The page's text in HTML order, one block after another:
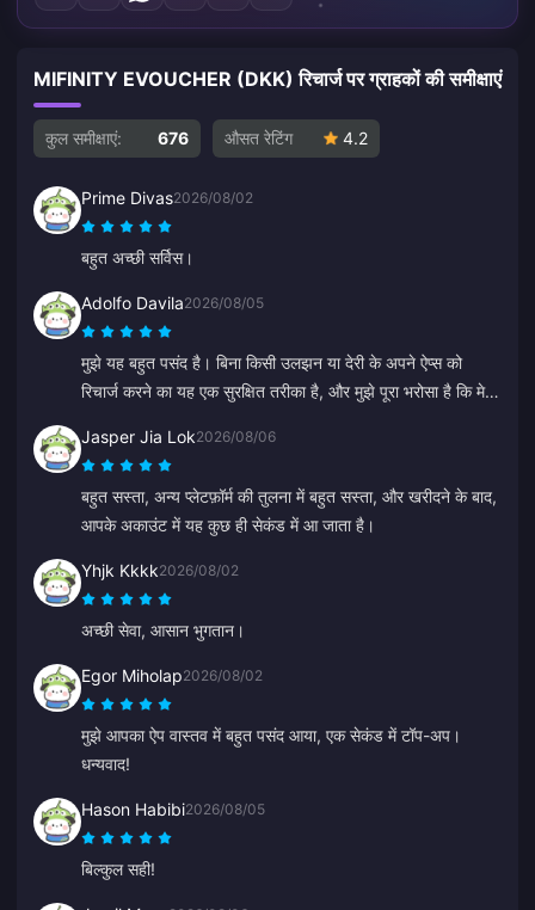
MIFINITY EVOUCHER (DKK) रिचार्ज पर ग्राहकों की समीक्षाएं
कुल समीक्षाएं: 676 औसत रेटिंग 4.2
Prime Divas2026/08/02
बहुत अच्छी सर्विस।
Adolfo Davila2026/08/05
मुझे यह बहुत पसंद है। बिना किसी उलझन या देरी के अपने ऐप्स को
रिचार्ज करने का यह एक सुरक्षित तरीका है, और मुझे पूरा भरोसा है कि मेरे
Jasper Jia Lok2026/08/06
बहुत सस्ता, अन्य प्लेटफ़ॉर्म की तुलना में बहुत सस्ता, और खरीदने के बाद,
आपके अकाउंट में यह कुछ ही सेकंड में आ जाता है।
Yhjk Kkkk2026/08/02
अच्छी सेवा, आसान भुगतान।
Egor Miholap2026/08/02
मुझे आपका ऐप वास्तव में बहुत पसंद आया, एक सेकंड में टॉप-अप।
धन्यवाद!
Hason Habibi2026/08/05
बिल्कुल सही!